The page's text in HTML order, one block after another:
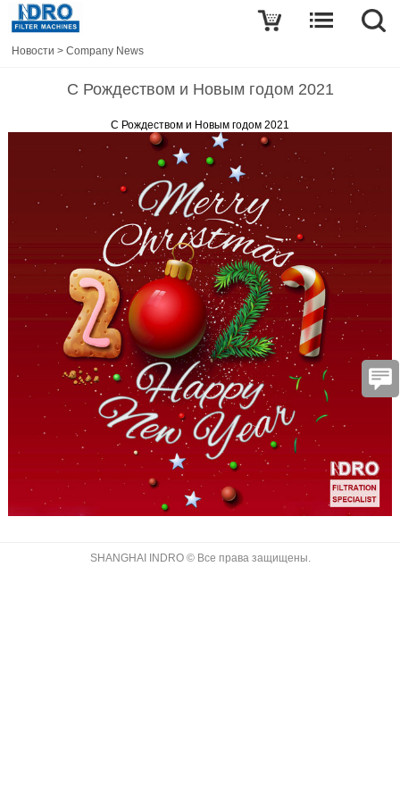
Новости >Company News
С Рождеством и Новым годом 2021
С Рождеством и Новым годом 2021
SHANGHAI INDRO © Все права защищены.